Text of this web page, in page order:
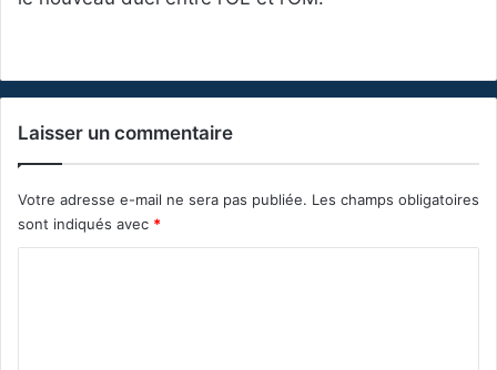
Laisser un commentaire
Votre adresse e-mail ne sera pas publiée. Les champs obligatoires
sont indiqués avec *